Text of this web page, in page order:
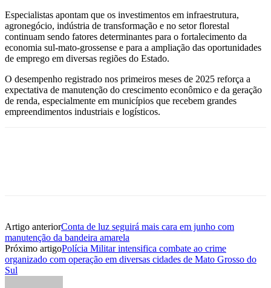
Especialistas apontam que os investimentos em infraestrutura,
agronegócio, indústria de transformação e no setor florestal
continuam sendo fatores determinantes para o fortalecimento da
economia sul-mato-grossense e para a ampliação das oportunidades
de emprego em diversas regiões do Estado.
O desempenho registrado nos primeiros meses de 2025 reforça a
expectativa de manutenção do crescimento econômico e da geração
de renda, especialmente em municípios que recebem grandes
empreendimentos industriais e logísticos.
Artigo anteriorConta de luz seguirá mais cara em junho com
manutenção da bandeira amarela
Próximo artigoPolícia Militar intensifica combate ao crime
organizado com operação em diversas cidades de Mato Grosso do
Sul